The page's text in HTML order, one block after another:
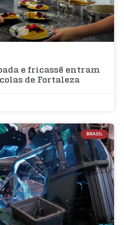
e fricassê entram
de Fortaleza
BRASIL